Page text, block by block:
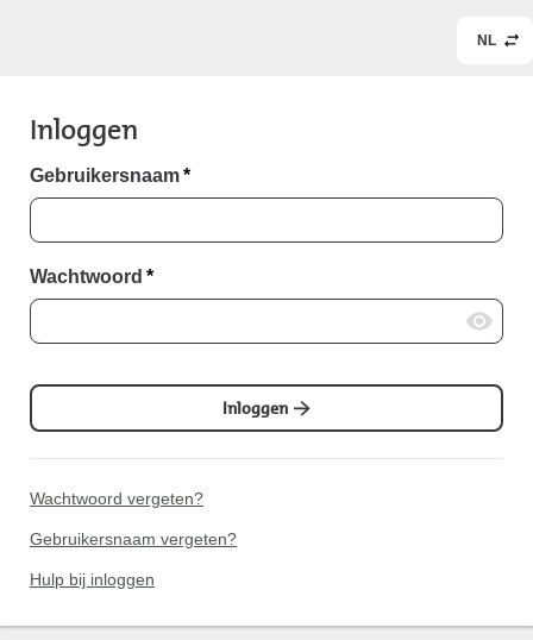
NL
Inloggen
Gebruikersnaam*
Wachtwoord *
Inloggen
Wachtwoord vergeten?
Gebruikersnaam vergeten?
Hulp bij inloggen